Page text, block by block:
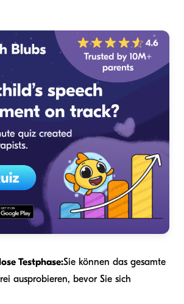
Testphase:Sie können das gesamte
ausprobieren, bevor Sie sich